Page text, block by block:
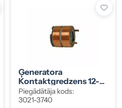
Ģeneratora
Kontaktgredzens 12-
22 10
Piegādātāja kods:
3021-3740